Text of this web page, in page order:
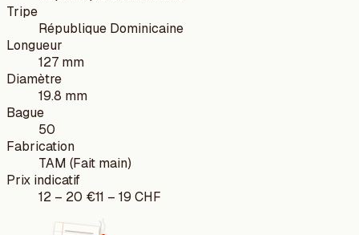
Tripe
République Dominicaine
Longueur
127 mm
Diamètre
19.8 mm
Bague
50
Fabrication
TAM (Fait main)
Prix indicatif
12 – 20 €11 – 19 CHF